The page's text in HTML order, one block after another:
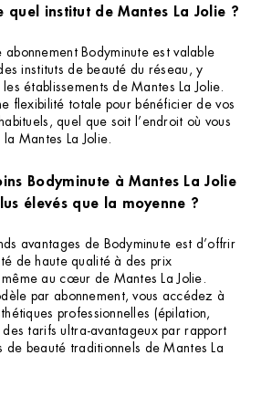
institut de Mantes La Jolie ?
abonnement Bodyminute est valable
instituts de beauté du réseau, y
établissements de Mantes La Jolie.
flexibilité totale pour bénéficier de vos
quel que soit l’endroit où vous
Mantes La Jolie.
Bodyminute à Mantes La Jolie
élevés que la moyenne ?
avantages de Bodyminute est d’offrir
de haute qualité à des prix
au cœur de Mantes La Jolie.
par abonnement, vous accédez à
professionnelles (épilation,
tarifs ultra-avantageux par rapport
de beauté traditionnels de Mantes La